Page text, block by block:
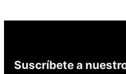
Suscríbete a